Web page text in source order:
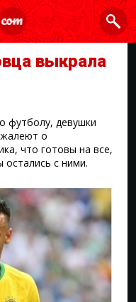
выкрала
футболу, девушки
о
что готовы на все,
с ними.